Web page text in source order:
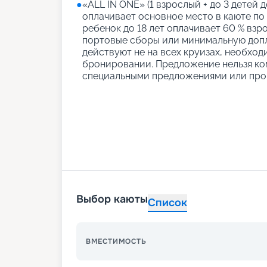
●«АLL IN ONE» (1 взрослый + до 3 детей
оплачивает основное место в каюте
ребенок до 18 лет оплачивает 60 %
портовые сборы или минимальную
действуют не на всех круизах,
бронировании. Предложение нельзя
специальными предложениями или
Выбор каютыСписок
ВМЕСТИМОСТЬ